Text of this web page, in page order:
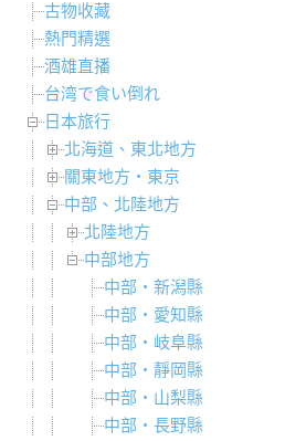
古物收藏
熱門精選
酒雄直播
台湾で食い倒れ
日本旅行
北海道、東北地方
關東地方・東京
中部、北陸地方
北陸地方
中部地方
中部・新潟縣
中部・愛知縣
中部・岐阜縣
中部・靜岡縣
中部・山梨縣
中部・長野縣